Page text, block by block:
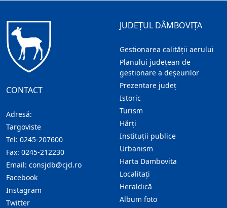
CONTACT
Adresă:
Targoviste
Tel: 0245-207600
Fax: 0245-212230
Email: consjdb@cjd.ro
Facebook
Instagram
Twitter
JUDEȚUL DÂMBOVIȚA
Gestionarea calității aerului
Planului județean de
gestionare a deșeurilor
Prezentare judeţ
Istoric
Turism
Hărţi
Instituţii publice
Urbanism
Harta Dambovita
Localitaţi
Heraldică
Album foto